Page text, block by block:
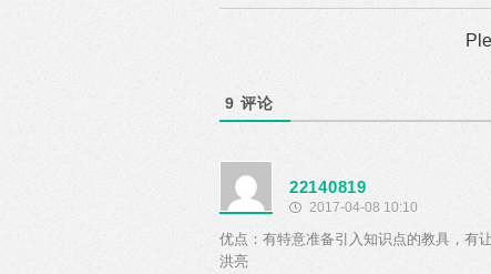
9 评论
22140819
2017-04-08 10:10
优点：有特意准备引入知识点的教具，有
洪亮